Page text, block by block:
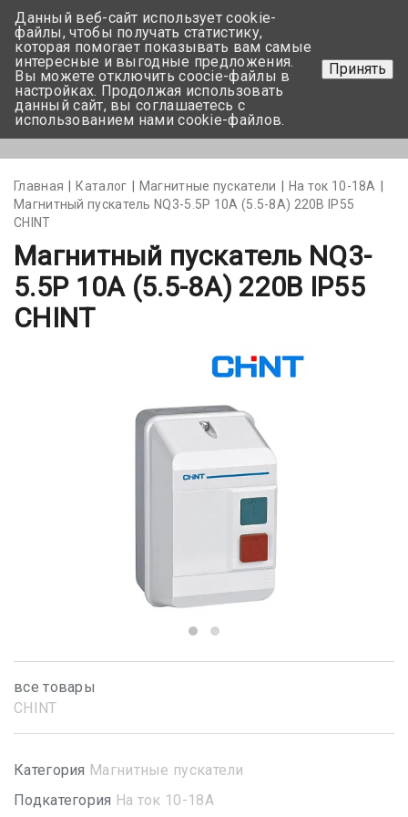
+375 17-350-99-56
+375 44-752-82-08
Задать вопрос
Главная Каталог Магнитные пускатели
На ток 10-18А
Магнитный пускатель NQ3-5.5P 10А (5.5-8A) 220В IP55
CHINT
Магнитный пускатель NQ3-
5.5P 10А (5.5-8A) 220В IP55
CHINT
все товары
CHINT
Категория Магнитные пускатели
Подкатегория На ток 10-18А
Данный веб-сайт использует cookie-
файлы, чтобы получать статистику,
которая помогает показывать вам самые
интересные и выгодные предложения.
Вы можете отключить coocie-файлы в
настройках. Продолжая использовать
данный сайт, вы соглашаетесь с
использованием нами cookie-файлов.
Принять